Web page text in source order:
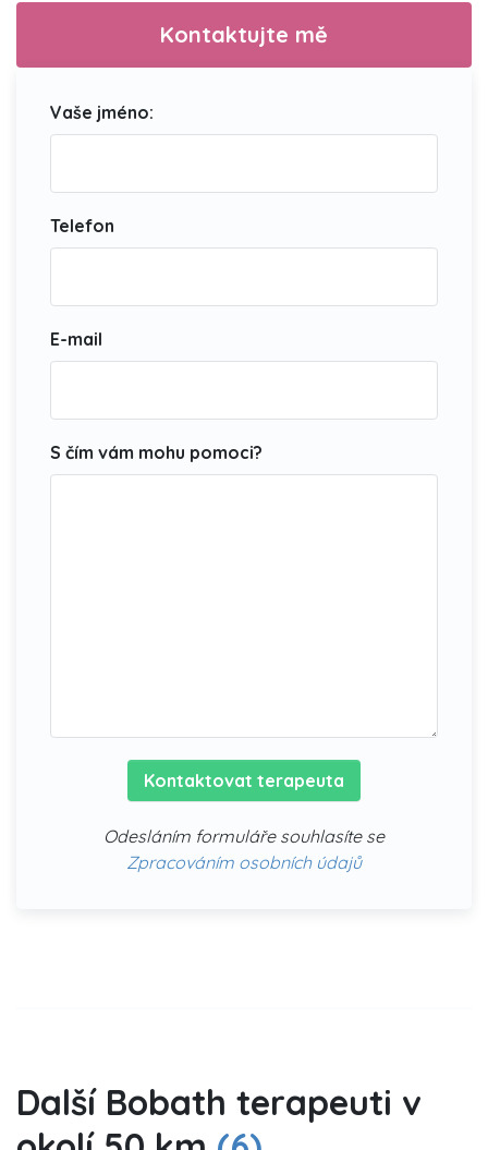
Kontaktujte mě
Vaše jméno:
Telefon
E-mail
S čím vám mohu pomoci?
Kontaktovat terapeuta
Odesláním formuláře souhlasíte se
Zpracováním osobních údajů
Další Bobath terapeuti v